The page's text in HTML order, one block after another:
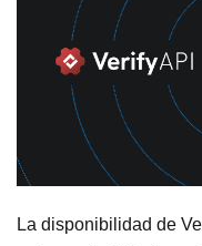
La disponibilidad de